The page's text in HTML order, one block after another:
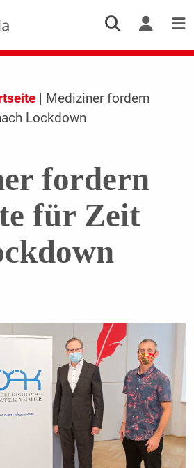
| Mediziner fordern
Lockdown
fordern
für Zeit